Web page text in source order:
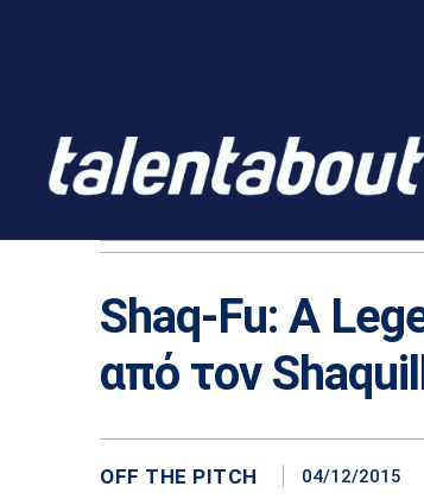
Shaq-Fu: A
από τον
OFF THE PITCH 04/12/2015